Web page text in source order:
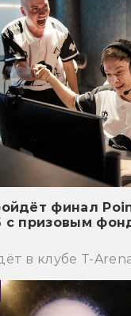
финал
с призовым
в клубе T-